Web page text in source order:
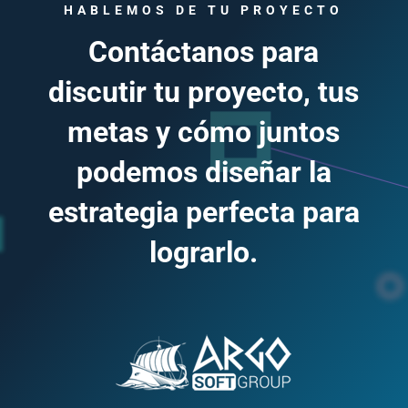
HABLEMOS DE TU PROYECTO
Contáctanos para
discutir tu proyecto, tus
metas y cómo juntos
podemos diseñar la
estrategia perfecta para
lograrlo.